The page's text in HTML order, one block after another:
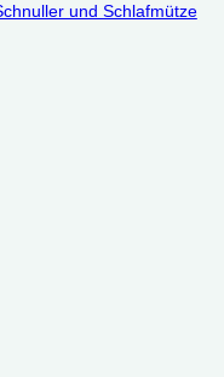
und Schlafmütze